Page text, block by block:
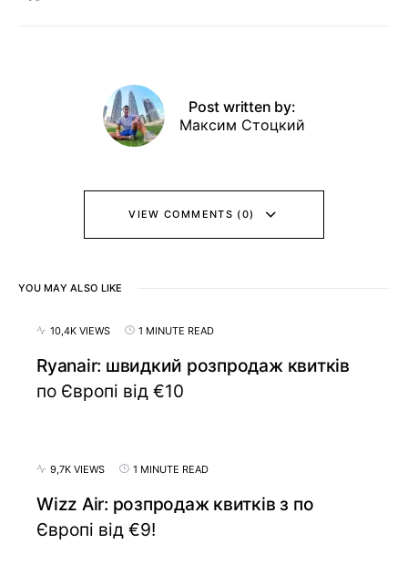
Post written by:
Максим Стоцкий
VIEW COMMENTS (0)
YOU MAY ALSO LIKE
10,4K VIEWS 1 MINUTE READ
Ryanair: швидкий розпродаж квитків
по Європі від €10
9,7K VIEWS 1 MINUTE READ
Wizz Air: розпродаж квитків з по
Європі від €9!